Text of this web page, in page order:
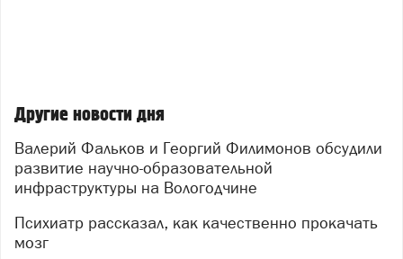
Другие новости дня
Валерий Фальков и Георгий Филимонов обсудили
развитие научно-образовательной
инфраструктуры на Вологодчине
Психиатр рассказал, как качественно прокачать
мозг